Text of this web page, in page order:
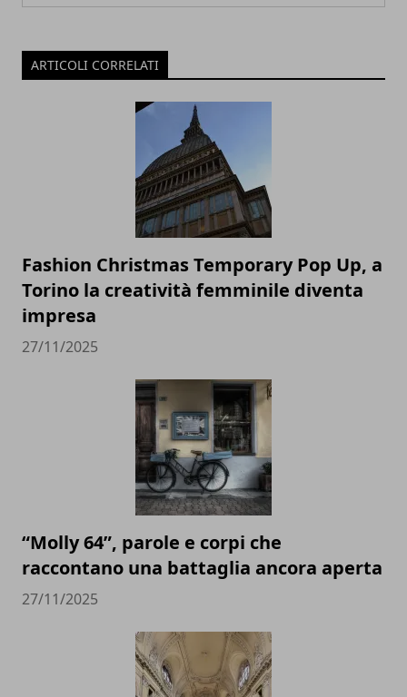
ARTICOLI CORRELATI
Fashion Christmas Temporary Pop Up, a
Torino la creatività femminile diventa
impresa
27/11/2025
“Molly 64”, parole e corpi che
raccontano una battaglia ancora aperta
27/11/2025